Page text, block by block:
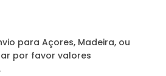
para Açores, Madeira, ou
por favor valores